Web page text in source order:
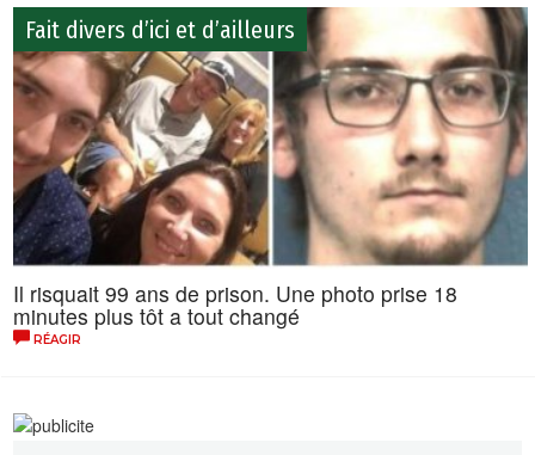
Fait divers d’ici et d’ailleurs
Il risquait 99 ans de prison. Une photo prise 18
minutes plus tôt a tout changé
RÉAGIR